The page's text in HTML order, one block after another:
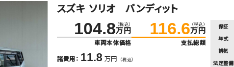
スズキ ソリオ バンディット
104.8 （税込）
万円
車両本体価格
116.6 （税込）
万円
支払総額
諸費用： 11.8 万円 （税込）
保証
年式
排気
法定整備